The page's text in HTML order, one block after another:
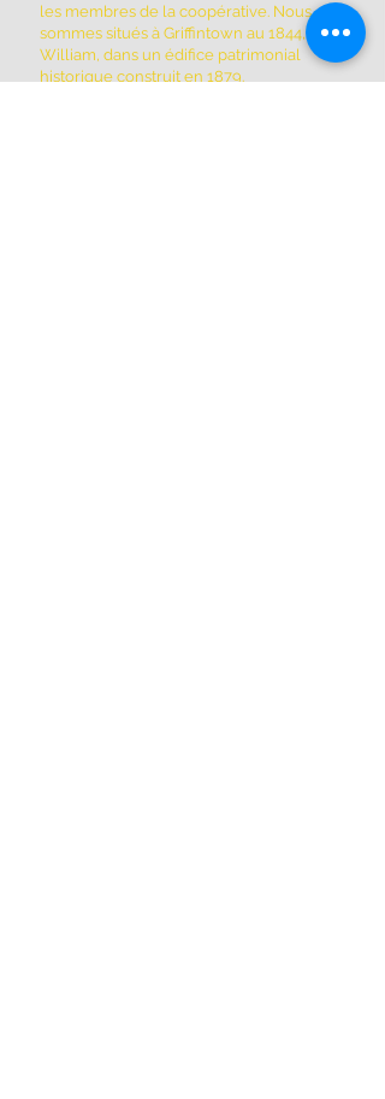
les membres de la coopérative. Nous
sommes situés à Griffintown au 1844, rue
William, dans un édifice patrimonial
historique construit en 1879.